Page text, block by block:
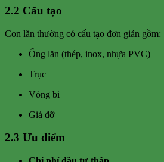
2.2 Cấu tạo
Con lăn thường có cấu tạo đơn giản gồm:
Ống lăn (thép, inox, nhựa PVC)
Trục
Vòng bi
Giá đỡ
2.3 Ưu điểm